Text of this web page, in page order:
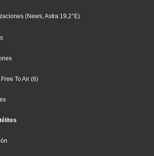
(News, Astra 19,2°E)
To Air (6)